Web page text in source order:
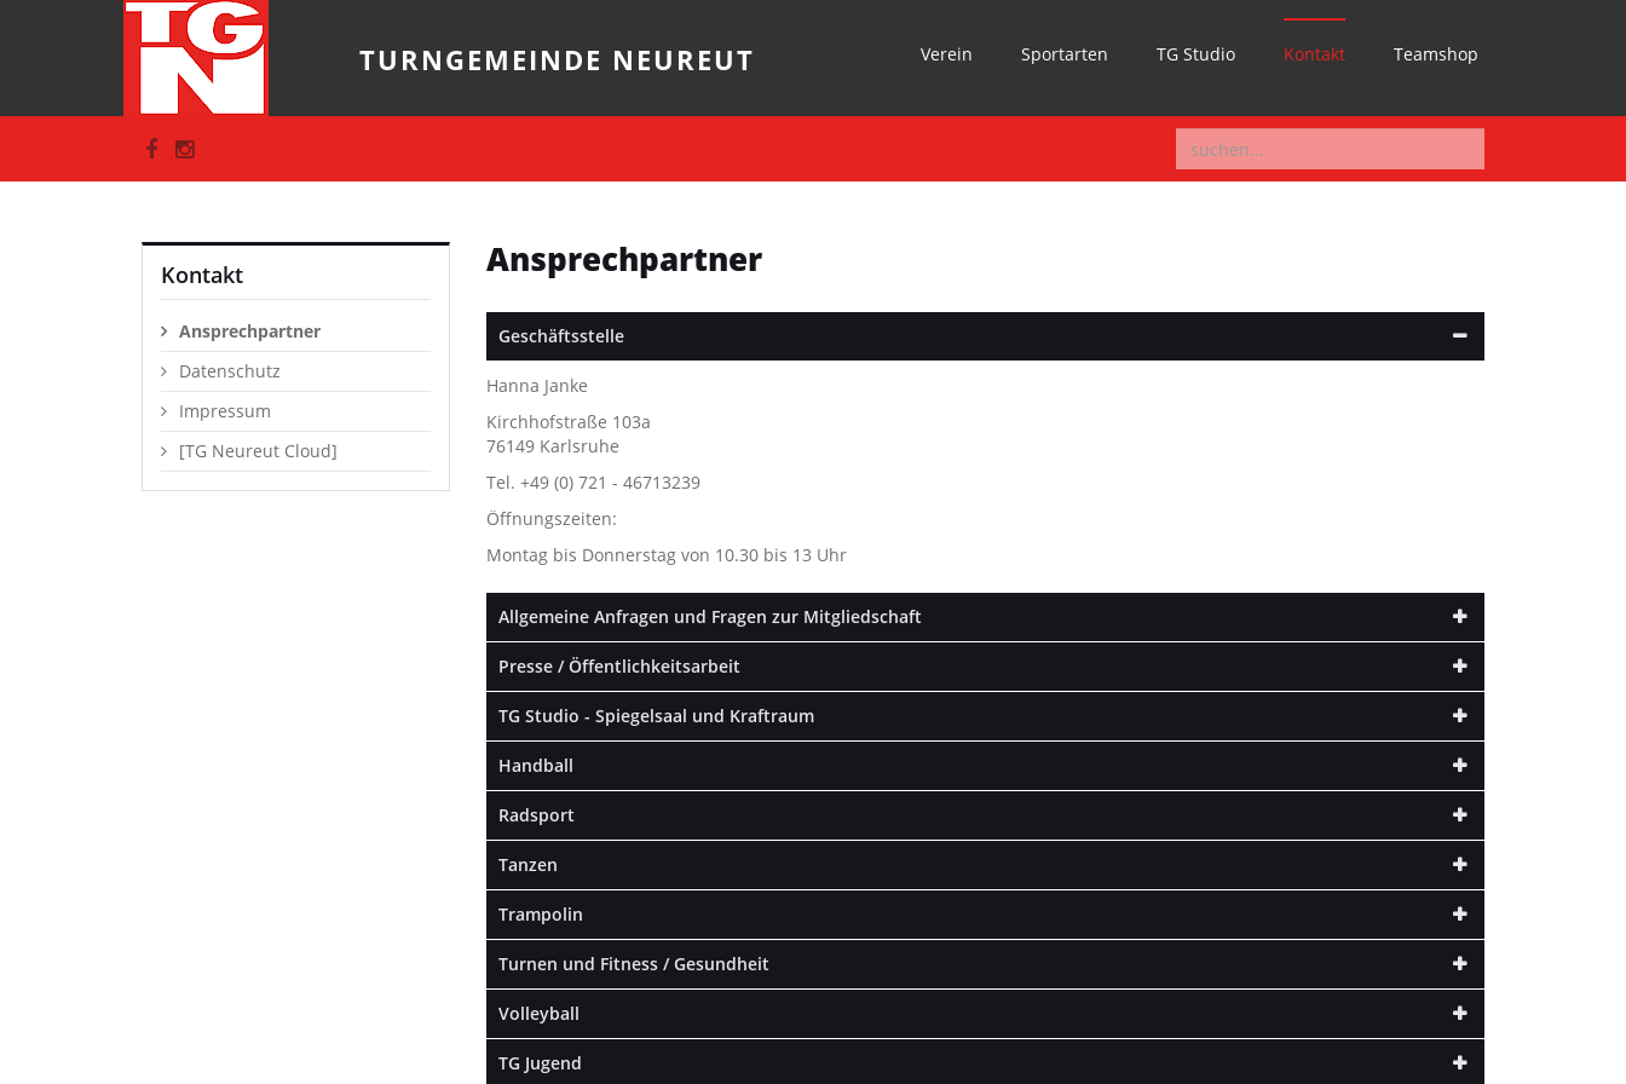
TURNGEMEINDE NEUREUT Verein Sportarten TG Studio Kontakt Teamshop
Kontakt
Ansprechpartner
Datenschutz
Impressum
[TG Neureut Cloud]
Ansprechpartner
Geschäftsstelle
Hanna Janke
Kirchhofstraße 103a
76149 Karlsruhe
Tel. +49 (0) 721 - 46713239
Öffnungszeiten:
Montag bis Donnerstag von 10.30 bis 13 Uhr
Allgemeine Anfragen und Fragen zur Mitgliedschaft
Presse / Öffentlichkeitsarbeit
TG Studio - Spiegelsaal und Kraftraum
Handball
Radsport
Tanzen
Trampolin
Turnen und Fitness / Gesundheit
Volleyball
TG Jugend